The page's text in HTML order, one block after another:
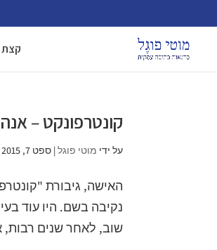
קצת
קונטרפונקט –
על ידי מוטי פוגל|ספט 7, 2015
האישה, גיבורת
נקיבה בשם. היו עוד
שוב, לאחר שנים רבות,